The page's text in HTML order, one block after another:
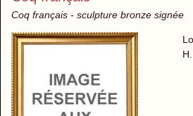
Coq français - sculpture bronze signée